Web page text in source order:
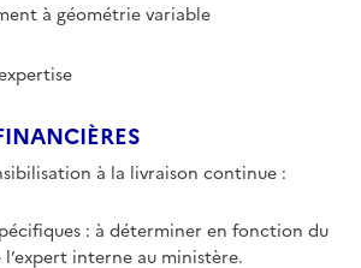
à géométrie variable
à la livraison continue :
: à déterminer en fonction du
interne au ministère.